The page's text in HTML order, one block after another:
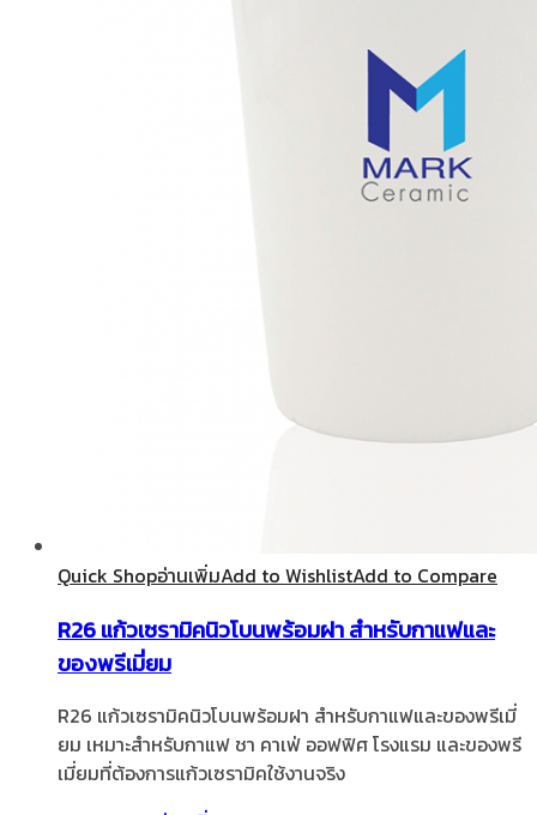
Quick Shopอ่านเพิ่มAdd to WishlistAdd to Compare
R26 แก้วเซรามิคนิวโบนพร้อมฝา สำหรับกาแฟและ
ของพรีเมี่ยม
R26 แก้วเซรามิคนิวโบนพร้อมฝา สำหรับกาแฟและของพรีเมี่
ยม เหมาะสำหรับกาแฟ ชา คาเฟ่ ออฟฟิศ โรงแรม และของพรี
เมี่ยมที่ต้องการแก้วเซรามิคใช้งานจริง